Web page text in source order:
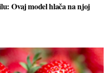
Ovaj model hlača na njoj